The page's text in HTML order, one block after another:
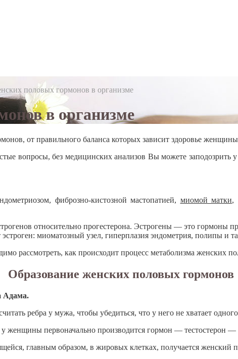
половых гормонов в организме
в организме
от правильного баланса которых зависит здоровье
вопросы, без медицинских анализов Вы можете заподозрить
фиброзно-кистозной мастопатией, миомой матки,
относительно прогестерона. Эстрогены — это гормоны
миоматозный узел, гиперплазия эндометрия, полипы и
рассмотреть, как происходит процесс метаболизма
Образование женских половых гормонов
Адама.
ребра у мужа, чтобы убедиться, что у него не хватает
женщины первоначально производится гормон — тестостерон
главным образом, в жировых клетках, получается женский